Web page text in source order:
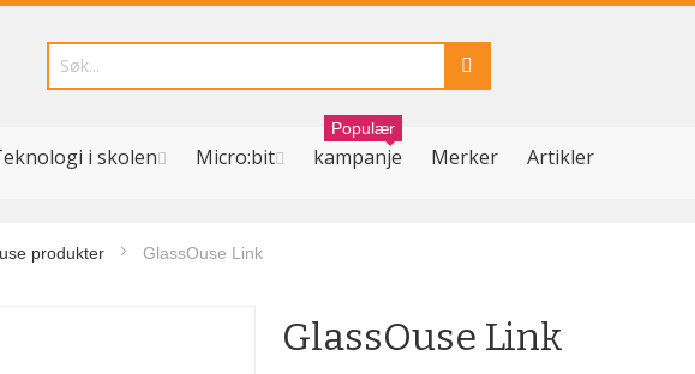
i skolen Micro:bit kampanje
Populær
Merker Artikler
produkter GlassOuse Link
GlassOuse Link